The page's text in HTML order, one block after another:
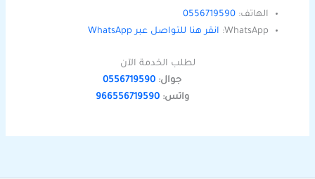
الهاتف:0556719590
WhatsApp: انقر هنا للتواصل عبر WhatsApp
لطلب الخدمة الآن
جوال: 0556719590
واتس:966556719590